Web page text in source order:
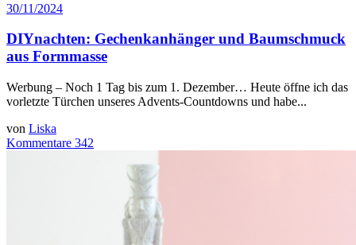
30/11/2024
DIYnachten: Gechenkanhänger und Baumschmuck
aus Formmasse
Werbung – Noch 1 Tag bis zum 1. Dezember… Heute öffne ich das
vorletzte Türchen unseres Advents-Countdowns und habe...
von Liska
Kommentare 342